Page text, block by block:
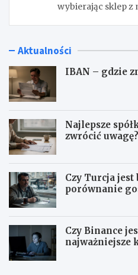
wybierając sklep
Aktualności
IBAN – gdzie
Najlepsze
zwrócić uwagę?
Czy Turcja jest
porównanie
Czy Binance
najważniejsze
I
N